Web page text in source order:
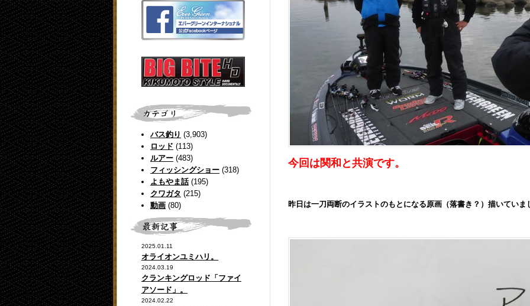
バス釣り (3,903)
ロッド (113)
ルアー (483)
フィッシングショー (318)
よもやま話(195)
クワガタ (215)
動画 (80)
2025.01.11
オライオンユミハリ。
2024.03.19
クランキングロッド「ファイ
アソード」。
2024.02.22
今回は関和と共演です。
昨日は一刀両断のイラストのもとになる原画（落書き？）描いていま